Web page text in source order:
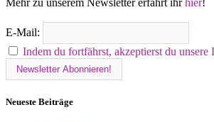
Mehr zu unserem Newsletter erfahrt ihrhier!
E-Mail:
Indem du fortfährst, akzeptierst du unsere
Neueste Beiträge